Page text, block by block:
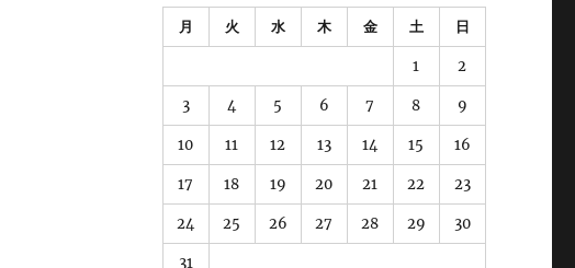
月 火 水 木 金 土 日
1 2
3 4 5 6 7 8 9
10 11 12 13 14 15 16
17 18 19 20 21 22 23
24 25 26 27 28 29 30
31